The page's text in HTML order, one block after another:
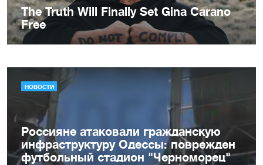
НОВОСТИ
Россияне атаковали гражданскую
инфраструктуру Одессы: поврежден
футбольный стадион "Черноморец"